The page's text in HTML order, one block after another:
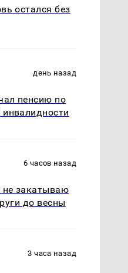
остался без
день назад
пенсию по
6 часов назад
не закатываю
до весны
3 часа назад